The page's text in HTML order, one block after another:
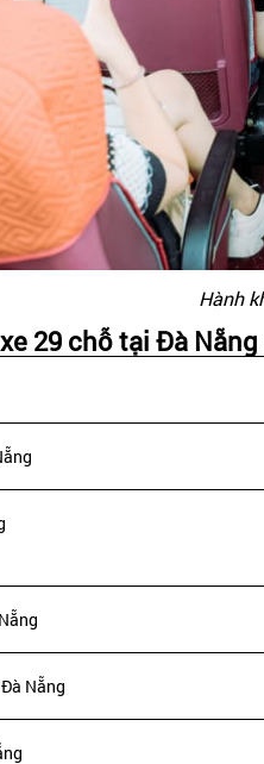
Hành
29 chỗ tại Đà
Nẵng